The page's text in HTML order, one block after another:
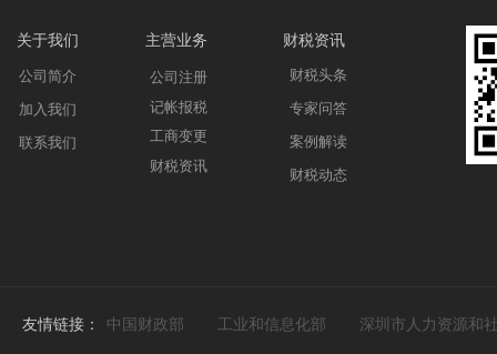
关于我们 主营业务 财税资讯
友情链接：
公司注册
记帐报税
工商变更
财税资讯
财税头条
专家问答
案例解读
财税动态
公司简介
加入我们
联系我们
中国财政部 工业和信息化部 深圳市人力资源和